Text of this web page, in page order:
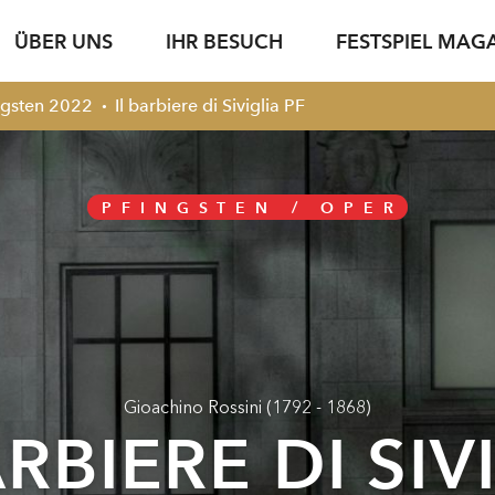
Karteninformation
Abonnements
Gutscheine
Verfügbare Tickets
pdf download
jung & jede*r
Young Singers
Herbert von
ÜBER UNS
jung & jede*r
Nachwuchsförderung
Archiv
Nachhaltigkeit
IHR BESUCH
Spielstätten
Gastronomie
Führungen
FESTSPIEL
Fotoservice
Karriere Bewerbung Festspielwinzer·in 2027
2022 Il barbiere di Siviglia PF
PFINGSTEN /OPER
Gioachino Rossini (1792 - 1868)
DI